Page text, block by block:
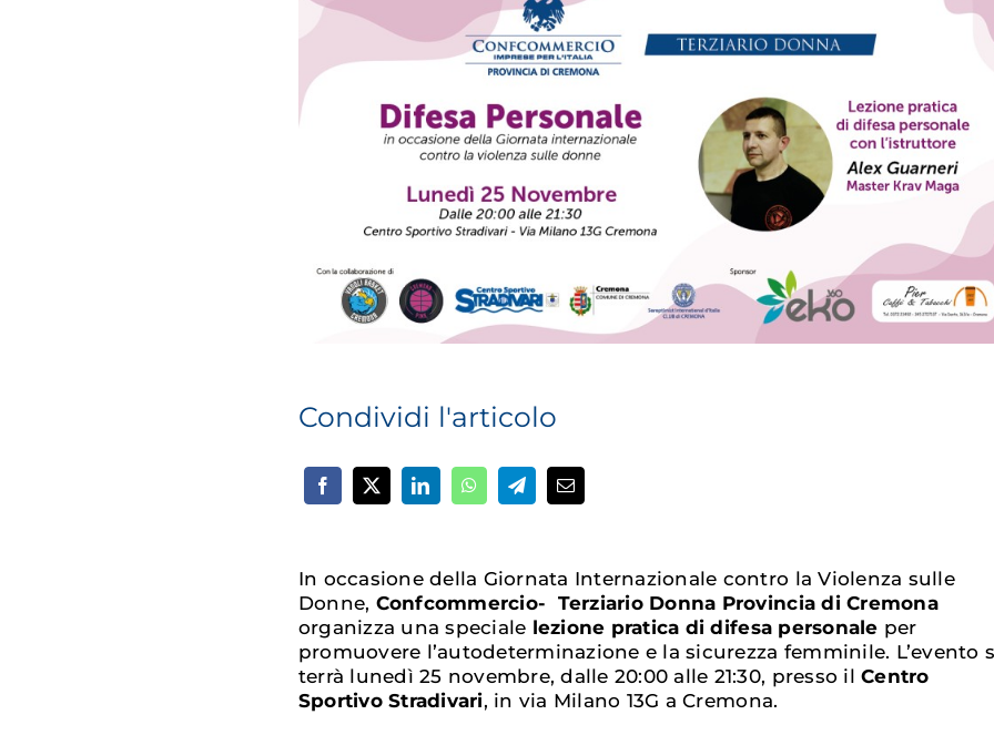
Condividi l'articolo
In occasione della Giornata Internazionale contro la Violenza sulle
Donne, Confcommercio- Terziario Donna Provincia di Cremona
organizza una speciale lezione pratica di difesa personale per
promuovere l’autodeterminazione e la sicurezza femminile. L’evento
terrà lunedì 25 novembre, dalle 20:00 alle 21:30, presso ilCentro
Sportivo Stradivari, in via Milano 13G a Cremona.